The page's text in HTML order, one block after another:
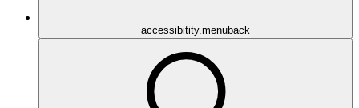
accessibitity.menuback